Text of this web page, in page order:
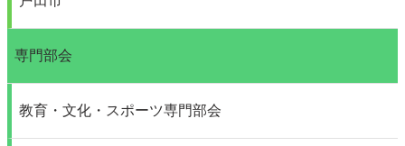
専門部会
教育・文化・スポーツ専門部会